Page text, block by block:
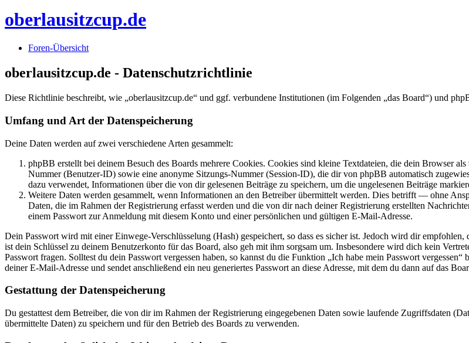
oberlausitzcup.de
Foren-Übersicht
oberlausitzcup.de - Datenschutzrichtlinie
Diese Richtlinie beschreibt, wie „oberlausitzcup.de“ und ggf. verbundene Institutionen (im Folgenden „das Board“) und
Umfang und Art der Datenspeicherung
Deine Daten werden auf zwei verschiedene Arten gesammelt:
phpBB erstellt bei deinem Besuch des Boards mehrere Cookies. Cookies sind kleine Textdateien, die dein Browser
Nummer (Benutzer-ID) sowie eine anonyme Sitzungs-Nummer (Session-ID), die dir von phpBB automatisch
dazu verwendet, Informationen über die von dir gelesenen Beiträge zu speichern, um die ungelesenen Beiträge
Weitere Daten werden gesammelt, wenn Informationen an den Betreiber übermittelt werden. Dies betrifft — ohne
Daten, die im Rahmen der Registrierung erfasst werden und die von dir nach deiner Registrierung erstellten
einem Passwort zur Anmeldung mit diesem Konto und einer persönlichen und gültigen E-Mail-Adresse.
Dein Passwort wird mit einer Einwege-Verschlüsselung (Hash) gespeichert, so dass es sicher ist. Jedoch wird dir
ist dein Schlüssel zu deinem Benutzerkonto für das Board, also geh mit ihm sorgsam um. Insbesondere wird dich kein
Passwort fragen. Solltest du dein Passwort vergessen haben, so kannst du die Funktion „Ich habe mein Passwort
deiner E-Mail-Adresse und sendet anschließend ein neu generiertes Passwort an diese Adresse, mit dem du dann auf das
Gestattung der Datenspeicherung
Du gestattest dem Betreiber, die von dir im Rahmen der Registrierung eingegebenen Daten sowie laufende Zugriffsdaten
übermittelte Daten) zu speichern und für den Betrieb des Boards zu verwenden.